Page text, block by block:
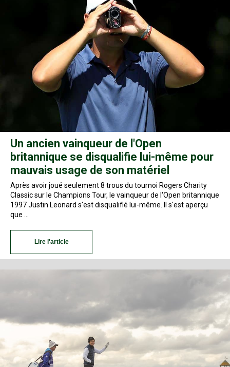
Un ancien vainqueur de l'Open
britannique se disqualifie lui-même pour
mauvais usage de son matériel
Après avoir joué seulement 8 trous du tournoi Rogers Charity
Classic sur le Champions Tour, le vainqueur de l'Open britannique
1997 Justin Leonard s'est disqualifié lui-même. Il s'est aperçu
que …
Lire l'article